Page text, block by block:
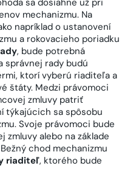
sa dosiahne už pri
mechanizmu. Na
napríklad o ustanovení
a rokovacieho poriadku
, bude potrebná
správnej rady budú
ktorí vyberú riaditeľa a
štáty. Medzi právomoci
zmluvy patriť
týkajúcich sa spôsobu
Svoje právomoci bude
zmluvy alebo na základe
chod mechanizmu
riaditeľ, ktorého bude